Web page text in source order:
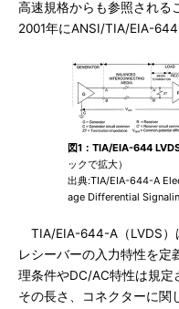
高速規格からも参照される
2001年にANSI/TIA/EIA-
図1：TIA/EIA-644
ックで拡大）
出典:TIA/EIA-644-A
age Differential
TIA/EIA-644-A（LVDS）
レシーバーの入力特性を定
理条件やDC/AC特性は規
その長さ、コネクターに関